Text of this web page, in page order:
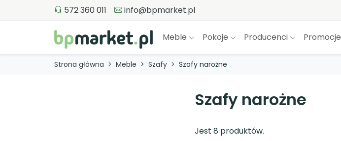
572 360 011 info@bpmarket.pl
Meble Pokoje Producenci Promocje
Strona główna Meble Szafy Szafy narożne
Szafy narożne
Jest 8 produktów.